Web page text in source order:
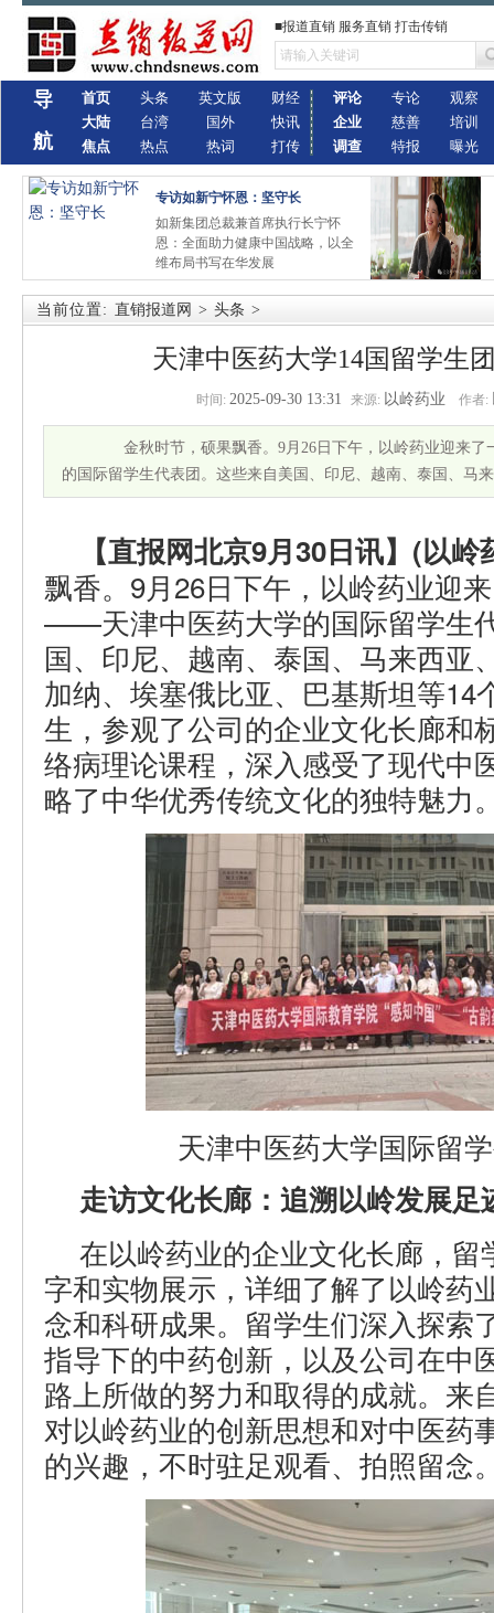
■报道直销 服务直销 打击传销
导
航
首页
大陆
焦点
头条
台湾
热点
英文版
国外
热词
财经
快讯
打传
评论
企业
调查
专论
慈善
特报
观察
培训
曝光
专访如新宁怀恩：坚守长
如新集团总裁兼首席执行长宁怀
恩：全面助力健康中国战略，以全
维布局书写在华发展
当前位置: 直销报道网 > 头条 >
天津中医药大学14国留学生
时间: 2025-09-30 13:31 来源: 以岭药业 作者:
金秋时节，硕果飘香。9月26日下午，以岭药业迎来
的国际留学生代表团。这些来自美国、印尼、越南、泰国、马
【直报网北京9月30日讯】(以岭
飘香。9月26日下午，以岭药业迎
——天津中医药大学的国际留学生
国、印尼、越南、泰国、马来西亚
加纳、埃塞俄比亚、巴基斯坦等14
生，参观了公司的企业文化长廊和
络病理论课程，深入感受了现代中
略了中华优秀传统文化的独特魅力
天津中医药大学国际留
走访文化长廊：追溯以岭发展足
在以岭药业的企业文化长廊，
字和实物展示，详细了解了以岭药
念和科研成果。留学生们深入探索
指导下的中药创新，以及公司在中
路上所做的努力和取得的成就。来
对以岭药业的创新思想和对中医药
的兴趣，不时驻足观看、拍照留念